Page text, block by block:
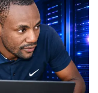
Chefes
das
Localidades
a
liderarem
transformação